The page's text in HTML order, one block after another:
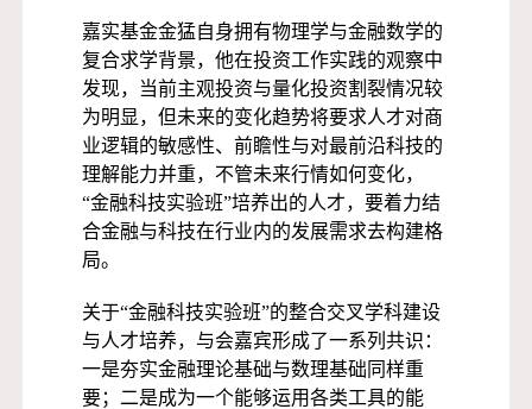
嘉实基金金猛自身拥有物理学与金融数学的
复合求学背景，他在投资工作实践的观察中
发现，当前主观投资与量化投资割裂情况较
为明显，但未来的变化趋势将要求人才对商
业逻辑的敏感性、前瞻性与对最前沿科技的
理解能力并重，不管未来行情如何变化，
“金融科技实验班”培养出的人才，要着力结
合金融与科技在行业内的发展需求去构建格
局。
关于“金融科技实验班”的整合交叉学科建设
与人才培养，与会嘉宾形成了一系列共识：
一是夯实金融理论基础与数理基础同样重
要；二是成为一个能够运用各类工具的能